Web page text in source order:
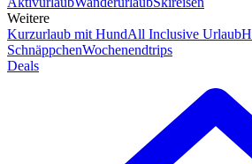
Weitere
Kurzurlaub mit HundAll Inclusive Urlaub
SchnäppchenWochenendtrips
Deals